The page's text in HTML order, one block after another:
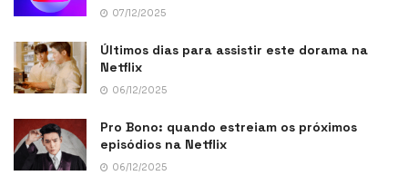
07/12/2025
Últimos dias para assistir este dorama na
Netflix
06/12/2025
Pro Bono: quando estreiam os próximos
episódios na Netflix
06/12/2025